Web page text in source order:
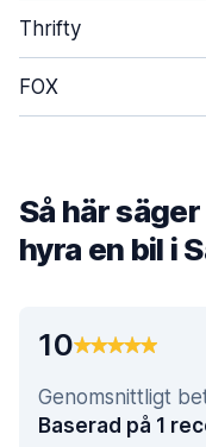
Thrifty
FOX
Så här
hyra en bil i
10
Genomsnittligt
Baserad på 1